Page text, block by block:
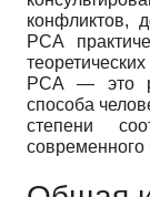
конфликтов,
РСА
РСА — это
способа
степени
современного